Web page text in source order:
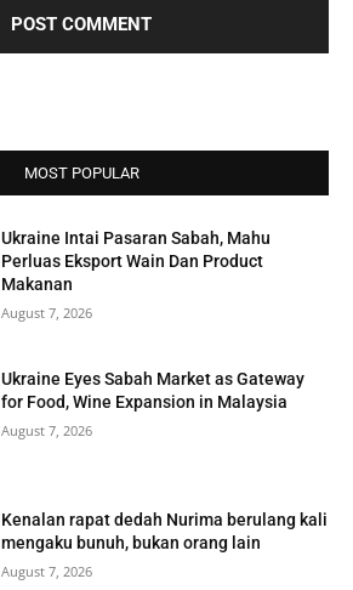
MOST POPULAR
Ukraine Intai Pasaran Sabah, Mahu
Perluas Eksport Wain Dan Product
Makanan
August 7, 2026
Ukraine Eyes Sabah Market as Gateway
for Food, Wine Expansion in Malaysia
August 7, 2026
Kenalan rapat dedah Nurima berulang kali
mengaku bunuh, bukan orang lain
August 7, 2026